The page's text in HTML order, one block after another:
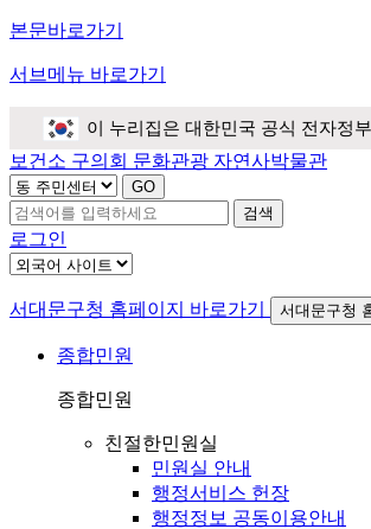
본문바로가기
서브메뉴 바로가기
이 누리집은 대한민국 공식 전자정
보건소 구의회 문화관광 자연사박물관
검색
로그인
서대문구청 홈페이지 바로가기 서대문구청
종합민원
종합민원
친절한민원실
민원실 안내
행정서비스 헌장
행정정보 공동이용안내